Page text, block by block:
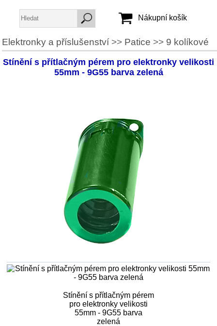
Jméno:
Heslo:
Nákupní košík
Elektronky a příslušenství>> Patice >> 9 kolíkové
Stínění s přítlačným pérem pro elektronky velikosti
55mm - 9G55 barva zelená
Stínění s přítlačným pérem
pro elektronky velikosti
55mm - 9G55 barva
zelená